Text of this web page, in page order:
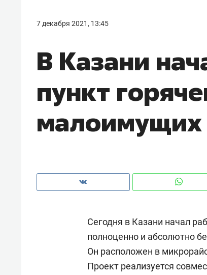
7 декабря 2021, 13:45
В Казани
пункт
малоимущих
Сегодня в Казани начал
полноценно и абсолютно
Он расположен в
Проект реализуется